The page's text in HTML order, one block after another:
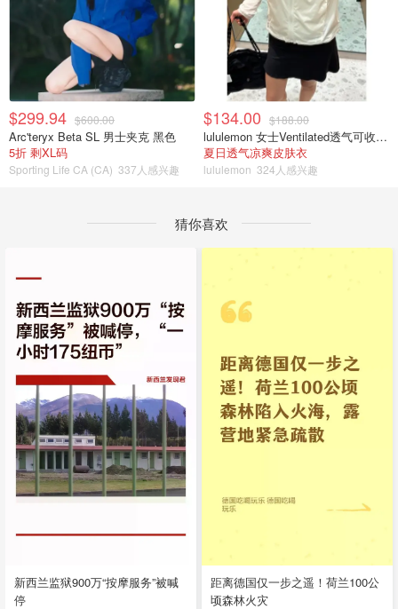
$299.94 $600.00
Arc'teryx Beta SL 男士夹克 黑色
5折 剩XL码
Sporting Life CA (CA) 337人感兴趣
$134.00 $188.00
lululemon 女士Ventilated透气可收纳跑步夹克
夏日透气凉爽皮肤衣
lululemon 324人感兴趣
猜你喜欢
新西兰监狱900万“按摩服务”被喊
停
距离德国仅一步之遥！荷兰100公
顷森林火灾